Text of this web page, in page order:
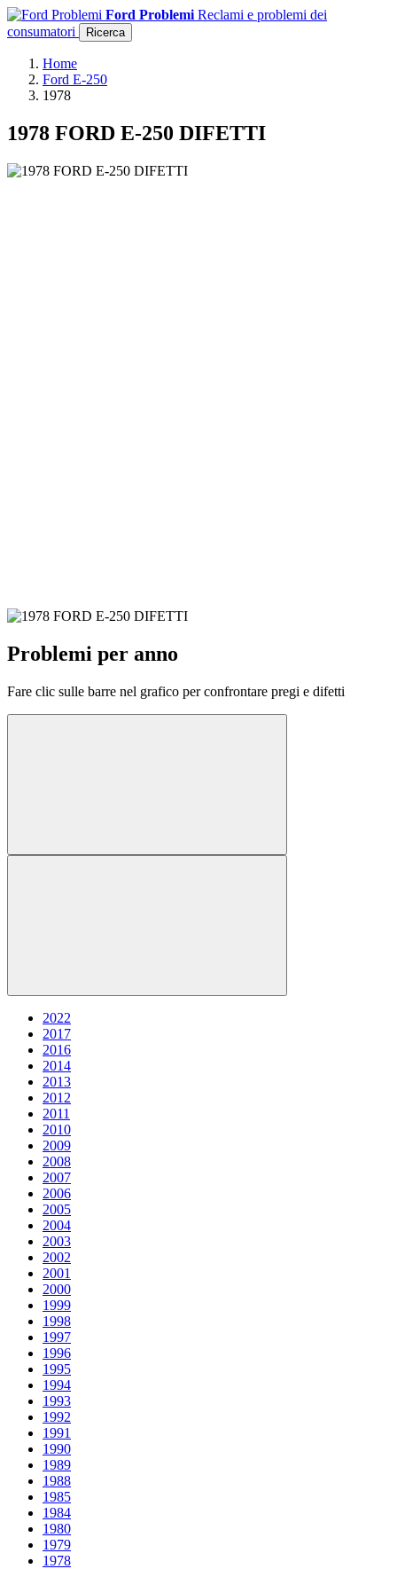
Ford Problemi Reclami e problemi dei
consumatori
Ricerca
Home
Ford E-250
1978
1978 FORD E-250 DIFETTI
Problemi per anno
Fare clic sulle barre nel grafico per confrontare pregi e difetti
2022
2017
2016
2014
2013
2012
2011
2010
2009
2008
2007
2006
2005
2004
2003
2002
2001
2000
1999
1998
1997
1996
1995
1994
1993
1992
1991
1990
1989
1988
1985
1984
1980
1979
1978